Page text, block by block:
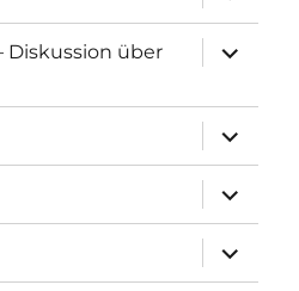
anzeigen
Diskussion über
anzeigen
anzeigen
anzeigen
anzeigen